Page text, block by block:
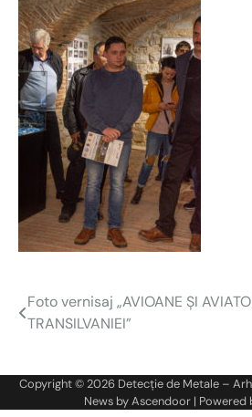
Navigare
articole
Foto vernisaj „AVIOANE ŞI
TRANSILVANIEI”
Copyright © 2026 Detecție de Metale –
News byAscendoor| Powered